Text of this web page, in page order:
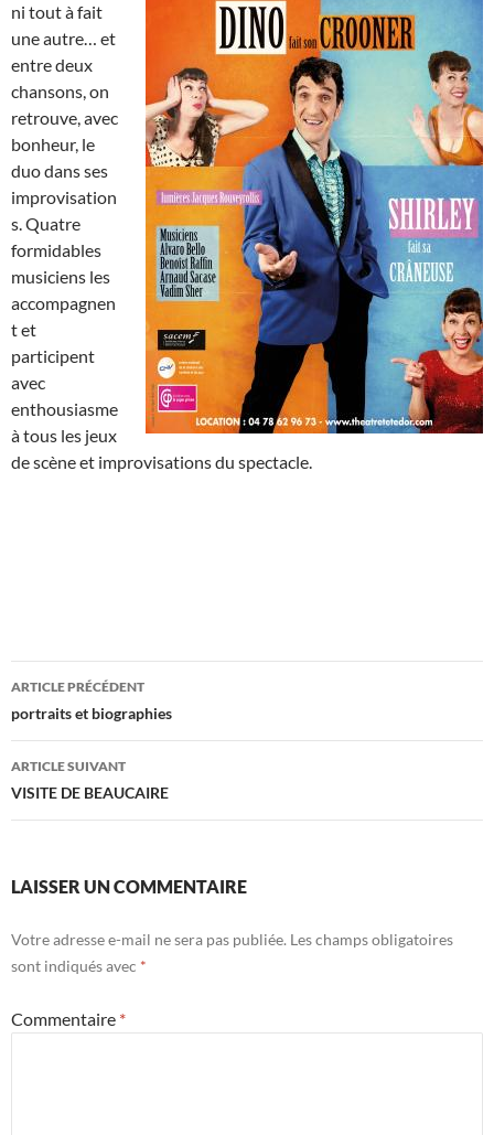
ni tout à fait
une autre… et
entre deux
chansons, on
retrouve, avec
bonheur, le
duo dans ses
improvisation
s. Quatre
formidables
musiciens les
accompagnen
t et
participent
avec
enthousiasme
à tous les jeux
de scène et improvisations du spectacle.
Navigation
des
articles
ARTICLE PRÉCÉDENT
portraits et biographies
ARTICLE SUIVANT
VISITE DE BEAUCAIRE
LAISSER UN COMMENTAIRE
Votre adresse e-mail ne sera pas publiée. Les champs obligatoires
sont indiqués avec *
Commentaire *